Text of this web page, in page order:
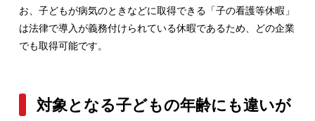
お、子どもが病気のときなどに取得できる「子の看護等休暇」
は法律で導入が義務付けられている休暇であるため、どの企業
でも取得可能です。
対象となる子どもの年齢にも違いが